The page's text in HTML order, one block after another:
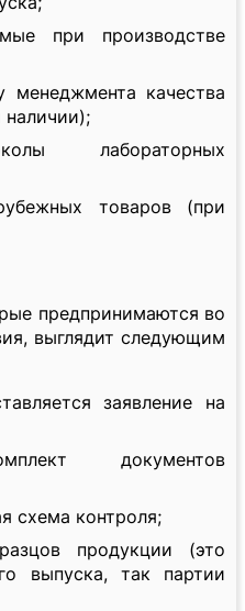
при производстве
менеджмента качества
лабораторных
товаров (при
предпринимаются во
выглядит следующим
заявление на
документов
схема контроля;
продукции (это
выпуска, так партии